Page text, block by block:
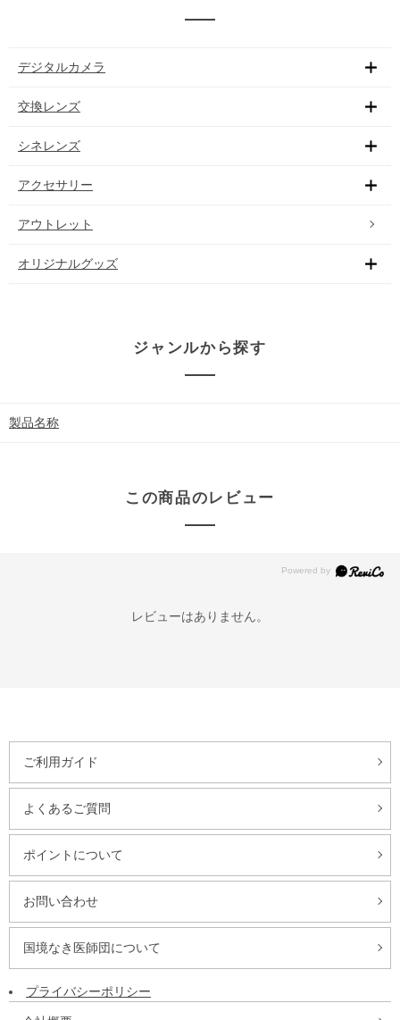
デジタルカメラ
交換レンズ
シネレンズ
アクセサリー
アウトレット
オリジナルグッズ
ジャンルから探す
製品名称
この商品のレビュー
レビューはありません。
ご利用ガイド
よくあるご質問
ポイントについて
お問い合わせ
国境なき医師団について
プライバシーポリシー